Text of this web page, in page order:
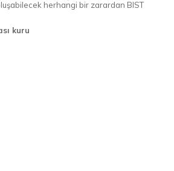
herhangi bir zarardan BIST
kuru